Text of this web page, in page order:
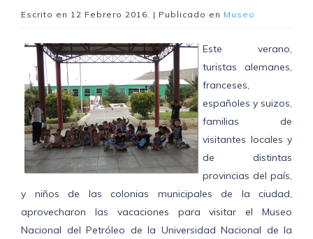
Escrito en 12 Febrero 2016. | Publicado en Museo
Este verano,
turistas alemanes,
franceses,
españoles y suizos,
familias de
visitantes locales y
de distintas
provincias del país,
y niños de las colonias municipales de la ciudad,
aprovecharon las vacaciones para visitar el Museo
Nacional del Petróleo de la Universidad Nacional de la